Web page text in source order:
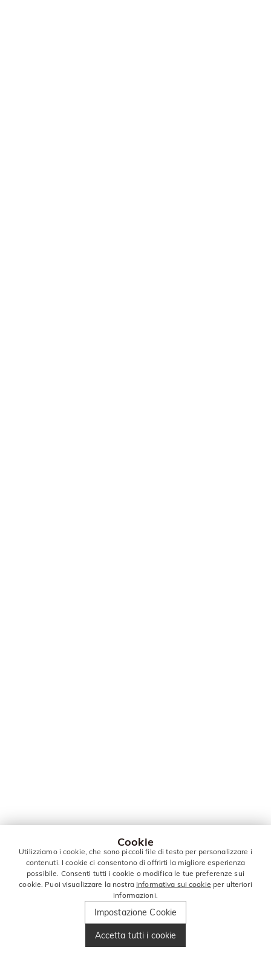
Cookie
Utilizziamo i cookie, che sono piccoli file di testo per personalizzare i
contenuti. I cookie ci consentono di offrirti la migliore esperienza
possibile. Consenti tutti i cookie o modifica le tue preferenze sui
cookie. Puoi visualizzare la nostra Informativa sui cookie per ulteriori
informazioni.
Impostazione Cookie
Accetta tutti i cookie